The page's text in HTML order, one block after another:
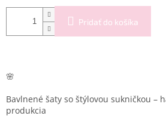
Pridať do košíka
🌸
Bavlnené šaty so štýlovou sukničkou –
produkcia